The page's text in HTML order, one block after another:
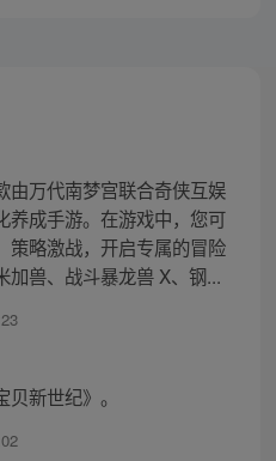
由万代南梦宫联合奇侠互娱
养成手游。在游戏中，您可
策略激战，开启专属的冒险
加兽、战斗暴龙兽 X、钢...
新世纪》。